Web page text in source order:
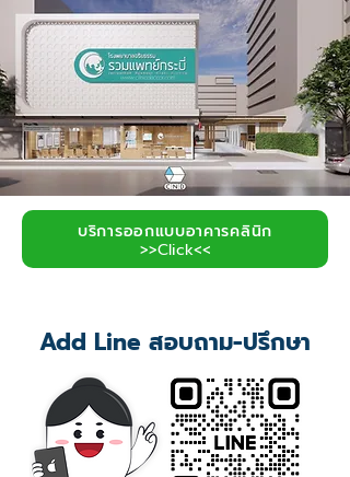
บริการออกแบบอาคารคลินิก
>>Click<<
Add Line สอบถาม-ปรึกษา